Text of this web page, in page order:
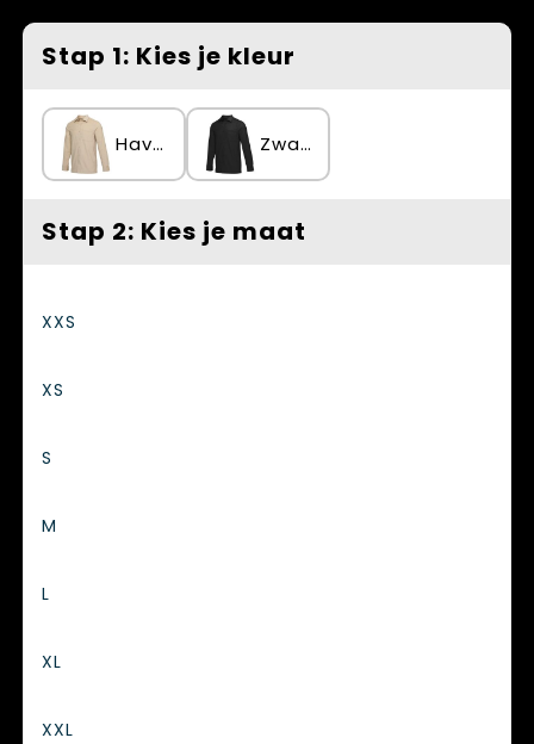
Themapakketten
Veiligheid, Auto en Fiets
Waterflesjes
Bedrijfskleding
Stap 1: Kies je kleur
Havermout Zwart
Stap 2: Kies je maat
XXS
XS
S
M
L
XL
XXL